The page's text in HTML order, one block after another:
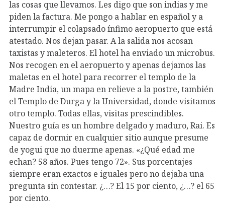
las cosas que llevamos. Les digo que son indias y me
piden la factura. Me pongo a hablar en español y a
interrumpir el colapsado ínfimo aeropuerto que está
atestado. Nos dejan pasar. A la salida nos acosan
taxistas y maleteros. El hotel ha enviado un microbus.
Nos recogen en el aeropuerto y apenas dejamos las
maletas en el hotel para recorrer el templo de la
Madre India, un mapa en relieve a la postre, también
el Templo de Durga y la Universidad, donde visitamos
otro templo. Todas ellas, visitas prescindibles.
Nuestro guía es un hombre delgado y maduro, Rai. Es
capaz de dormir en cualquier sitio aunque presume
de yogui que no duerme apenas. «¿Qué edad me
echan? 58 años. Pues tengo 72». Sus porcentajes
siempre eran exactos e iguales pero no dejaba una
pregunta sin contestar. ¿…? El 15 por ciento, ¿…? el 65
por ciento.